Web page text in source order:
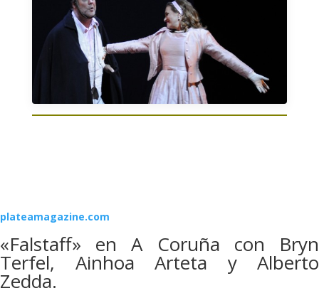
plateamagazine.com
«Falstaff» en A Coruña con Bryn
Terfel, Ainhoa Arteta y Alberto
Zedda.